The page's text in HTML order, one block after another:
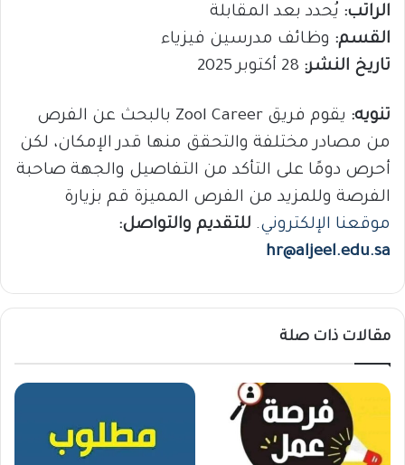
الراتب: يُحدد بعد المقابلة
القسم: وظائف مدرسين فيزياء
تاريخ النشر:
تنويه:
يقوم فريق Zool Career بالبحث عن الفرص
من مصادر مختلفة والتحقق منها قدر الإمكان، لكن
أحرص دومًا على التأكد من التفاصيل والجهة صاحبة
الفرصة وللمزيد من الفرص المميزة قم بزيارة
موقعنا الإلكتروني. للتقديم والتواصل:
hr@aljeel.edu.sa
مقالات ذات صلة